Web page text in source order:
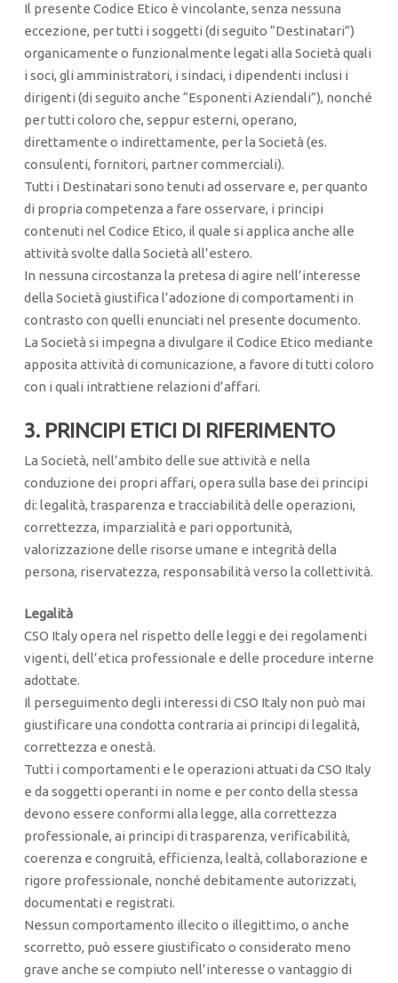
Il presente Codice Etico è vincolante, senza nessuna
eccezione, per tutti i soggetti (di seguito “Destinatari”)
organicamente o funzionalmente legati alla Società quali
i soci, gli amministratori, i sindaci, i dipendenti inclusi i
dirigenti (di seguito anche “Esponenti Aziendali”), nonché
per tutti coloro che, seppur esterni, operano,
direttamente o indirettamente, per la Società (es.
consulenti, fornitori, partner commerciali).
Tutti i Destinatari sono tenuti ad osservare e, per quanto
di propria competenza a fare osservare, i principi
contenuti nel Codice Etico, il quale si applica anche alle
attività svolte dalla Società all’estero.
In nessuna circostanza la pretesa di agire nell’interesse
della Società giustifica l’adozione di comportamenti in
contrasto con quelli enunciati nel presente documento.
La Società si impegna a divulgare il Codice Etico mediante
apposita attività di comunicazione, a favore di tutti coloro
con i quali intrattiene relazioni d’affari.
3. PRINCIPI ETICI DI RIFERIMENTO
La Società, nell’ambito delle sue attività e nella
conduzione dei propri affari, opera sulla base dei principi
di: legalità, trasparenza e tracciabilità delle operazioni,
correttezza, imparzialità e pari opportunità,
valorizzazione delle risorse umane e integrità della
persona, riservatezza, responsabilità verso la collettività.
Legalità
CSO Italy opera nel rispetto delle leggi e dei regolamenti
vigenti, dell’etica professionale e delle procedure interne
adottate.
Il perseguimento degli interessi di CSO Italy non può mai
giustificare una condotta contraria ai principi di legalità,
correttezza e onestà.
Tutti i comportamenti e le operazioni attuati da CSO Italy
e da soggetti operanti in nome e per conto della stessa
devono essere conformi alla legge, alla correttezza
professionale, ai principi di trasparenza, verificabilità,
coerenza e congruità, efficienza, lealtà, collaborazione e
rigore professionale, nonché debitamente autorizzati,
documentati e registrati.
Nessun comportamento illecito o illegittimo, o anche
scorretto, può essere giustificato o considerato meno
grave anche se compiuto nell’interesse o vantaggio di